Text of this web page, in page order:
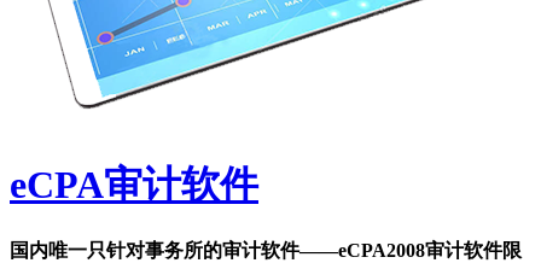
eCPA审计软件
国内唯一只针对事务所的审计软件——eCPA2008审计软件限